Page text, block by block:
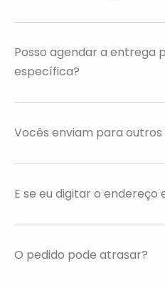
Posso agendar a entrega
específica?
Vocês enviam para outros
E se eu digitar o endereço
O pedido pode atrasar?